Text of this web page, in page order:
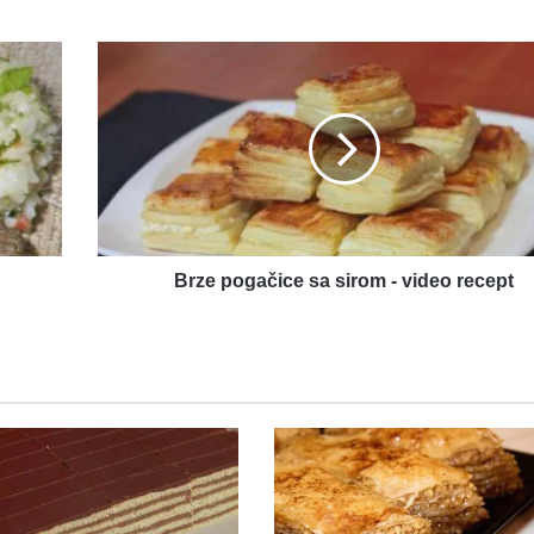
sa
video
recept
Brze pogačice sa sirom - video recept